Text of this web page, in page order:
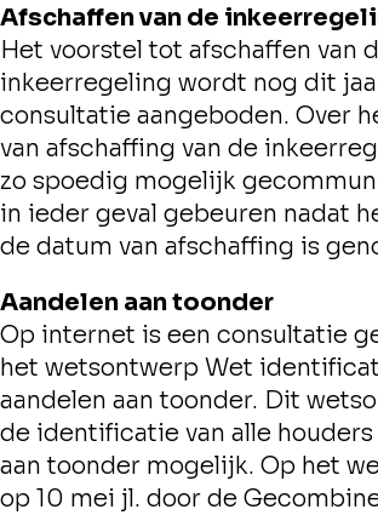
Afschaffen van de
Het voorstel tot afschaffen van
inkeerregeling wordt nog dit
consultatie aangeboden. Over
van afschaffing van de
zo spoedig mogelijk
in ieder geval gebeuren nadat
de datum van afschaffing is
Aandelen aan toonder
Op internet is een consultatie
het wetsontwerp Wet
aandelen aan toonder. Dit
de identificatie van alle houders
aan toonder mogelijk. Op het
op 10 mei jl. door de